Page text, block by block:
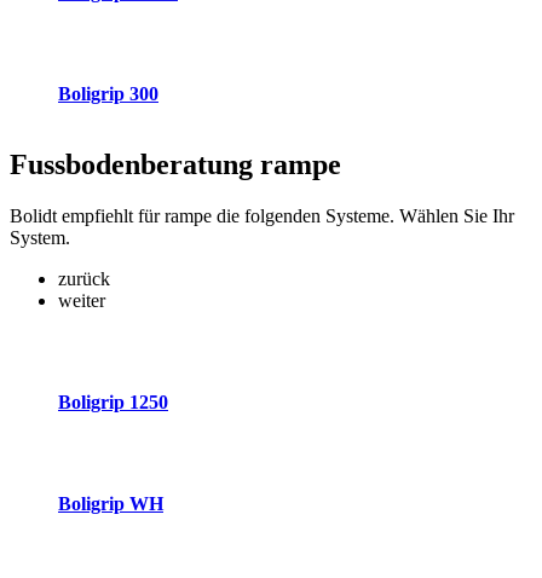
Boligrip 300
Fussbodenberatung rampe
Bolidt empfiehlt für rampe die folgenden Systeme. Wählen Sie Ihr
System.
zurück
weiter
Boligrip 1250
Boligrip WH